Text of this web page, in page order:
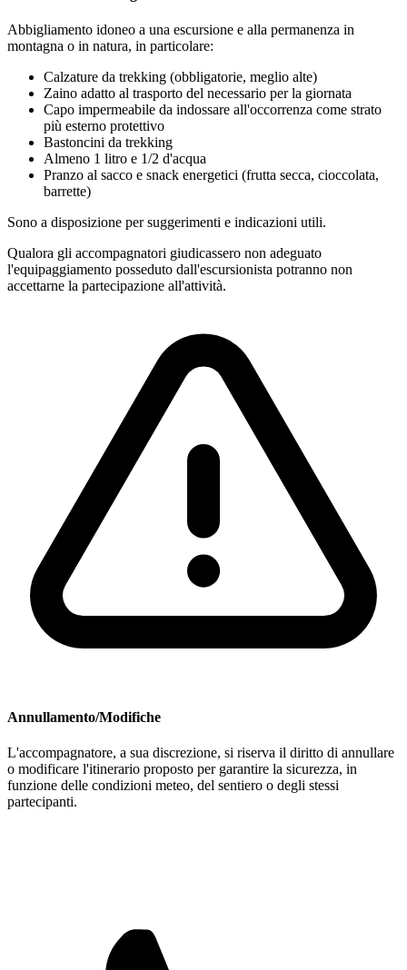
Abbigliamento idoneo a una escursione e alla permanenza in
montagna o in natura, in particolare:
Calzature da trekking (obbligatorie, meglio alte)
Zaino adatto al trasporto del necessario per la giornata
Capo impermeabile da indossare all'occorrenza come strato
più esterno protettivo
Bastoncini da trekking
Almeno 1 litro e 1/2 d'acqua
Pranzo al sacco e snack energetici (frutta secca, cioccolata,
barrette)
Sono a disposizione per suggerimenti e indicazioni utili.
Qualora gli accompagnatori giudicassero non adeguato
l'equipaggiamento posseduto dall'escursionista potranno non
accettarne la partecipazione all'attività.
Annullamento/Modifiche
L'accompagnatore, a sua discrezione, si riserva il diritto di annullare
o modificare l'itinerario proposto per garantire la sicurezza, in
funzione delle condizioni meteo, del sentiero o degli stessi
partecipanti.